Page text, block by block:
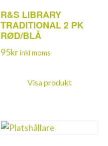
R&S LIBRARY
TRADITIONAL 2 PK
RØD/BLÅ
95krinkl moms
Visa produkt